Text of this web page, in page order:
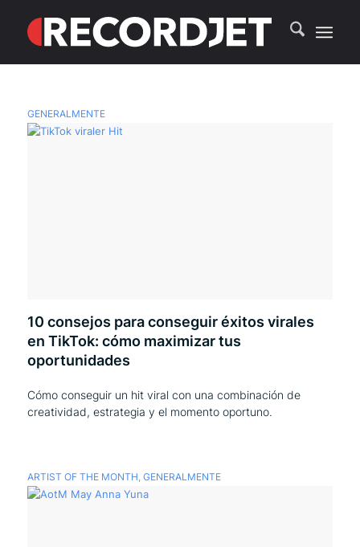
GENERALMENTE
10 consejos para conseguir éxitos virales
en TikTok: cómo maximizar tus
oportunidades
Cómo conseguir un hit viral con una combinación de
creatividad, estrategia y el momento oportuno.
ARTIST OF THE MONTH, GENERALMENTE